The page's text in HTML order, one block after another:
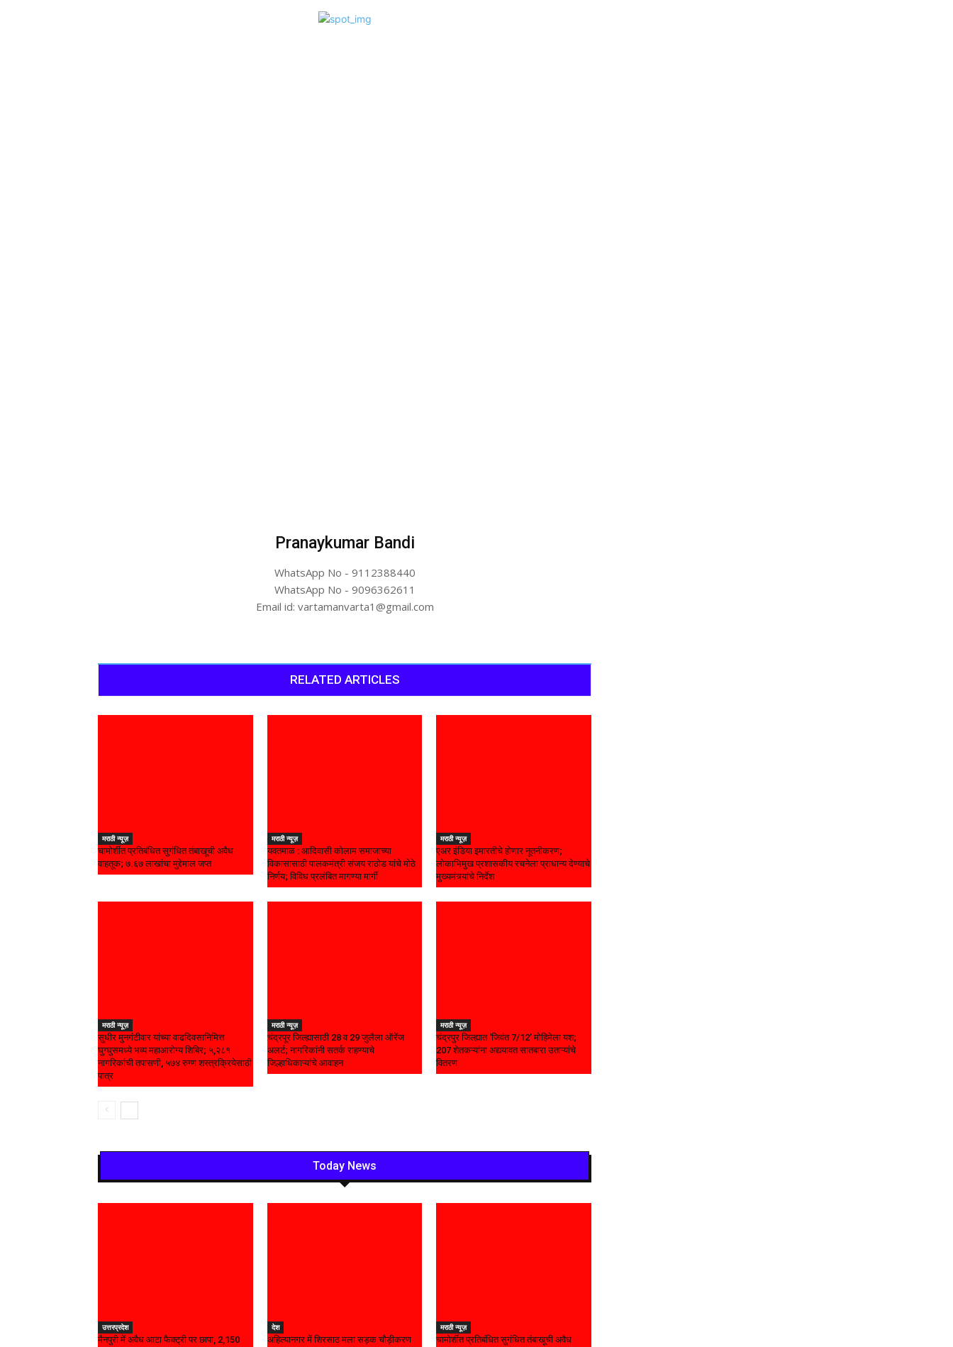
Pranaykumar Bandi
WhatsApp No - 9112388440
WhatsApp No - 9096362611
Email id: vartamanvarta1@gmail.com
RELATED ARTICLES
मराठी न्यूज़
चामोर्शीत प्रतिबंधित सुगंधित तंबाखूची अवैध
वाहतूक; ₹७.६७ लाखांचा मुद्देमाल जप्त
मराठी न्यूज़
यवतमाळ : आदिवासी कोलाम समाजाच्या
विकासासाठी पालकमंत्री संजय राठोड यांचे मोठे
निर्णय; विविध प्रलंबित मागण्या मार्गी
मराठी न्यूज़
एअर इंडिया इमारतीचे होणार नूतनीकरण;
लोकाभिमुख प्रशासकीय रचनेला प्राधान्य देण्याचे
मुख्यमंत्र्यांचे निर्देश
मराठी न्यूज़
सुधीर मुनगंटीवार यांच्या वाढदिवसानिमित्त
घुग्घुसमध्ये भव्य महाआरोग्य शिबिर; ५,२८१
नागरिकांची तपासणी, ५७४ रुग्ण शस्त्रक्रियेसाठी
पात्र
मराठी न्यूज़
चंद्रपूर जिल्ह्यासाठी 28 व 29 जुलैला ऑरेंज
अलर्ट; नागरिकांनी सतर्क राहण्याचे
जिल्हाधिकाऱ्यांचे आवाहन
मराठी न्यूज़
चंद्रपुर जिल्ह्यात ‘जिवंत 7/12’ मोहिमेला यश;
207 शेतकऱ्यांना अद्ययावत सातबारा उताऱ्यांचे
वितरण
Today News
उत्तरप्रदेश
मैनपुरी में अवैध आटा फैक्ट्री पर छापा, 2,150
देश
अहिल्यानगर में शिरसाठ मला सड़क चौड़ीकरण
मराठी न्यूज़
चामोर्शीत प्रतिबंधित सुगंधित तंबाखूची अवैध